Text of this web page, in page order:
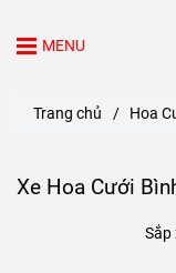
MENU
Trang chủ / Hoa
Xe Hoa Cưới
Sắp